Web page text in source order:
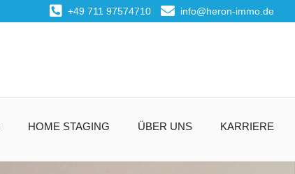
+49 711 97574710 info@heron-immo.de
HOME STAGING ÜBER UNS KARRIERE